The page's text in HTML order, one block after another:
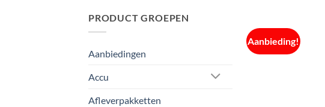
PRODUCT GROEPEN
Aanbiedingen
Accu
Afleverpakketten
Aanbieding!